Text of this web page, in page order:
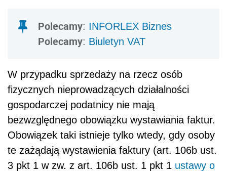
Polecamy: INFORLEX Biznes
Polecamy: Biuletyn VAT
W przypadku sprzedaży na rzecz osób
fizycznych nieprowadzących działalności
gospodarczej podatnicy nie mają
bezwzględnego obowiązku wystawiania faktur.
Obowiązek taki istnieje tylko wtedy, gdy osoby
te zażądają wystawienia faktury (art. 106b ust.
3 pkt 1 w zw. z art. 106b ust. 1 pkt 1 ustawy o